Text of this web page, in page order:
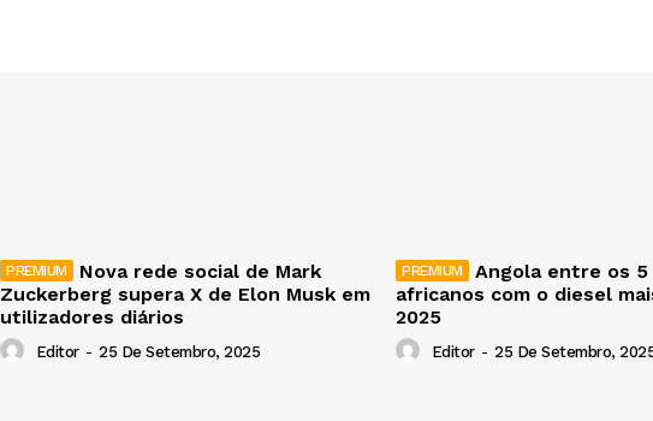
Nova rede social de Mark
Zuckerberg supera X de Elon Musk em
utilizadores diários
Editor - 25 De Setembro, 2025
Angola entre os 5
africanos com o diesel
2025
Editor - 25 De Setembro,